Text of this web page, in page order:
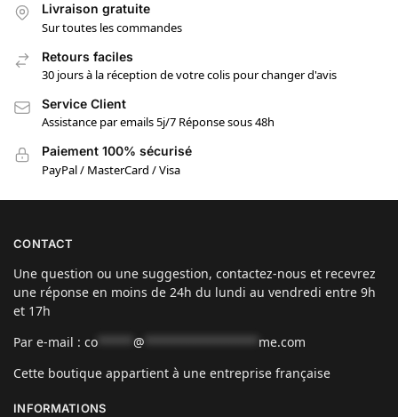
Livraison gratuite
Sur toutes les commandes
Retours faciles
30 jours à la réception de votre colis pour changer d'avis
Service Client
Assistance par emails 5j/7 Réponse sous 48h
Paiement 100% sécurisé
PayPal / MasterCard / Visa
CONTACT
Une question ou une suggestion, contactez-nous et recevrez
une réponse en moins de 24h du lundi au vendredi entre 9h
et 17h
Par e-mail : co @
me.com
Cette boutique appartient à une entreprise française
INFORMATIONS